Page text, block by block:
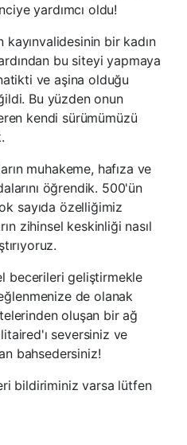
yardımcı oldu!
kayınvalidesinin bir kadın
bu siteyi yapmaya
ve aşina olduğu
Bu yüzden onun
kendi sürümümüzü
muhakeme, hafıza ve
öğrendik. 500'ün
sayıda özelliğimiz
zihinsel keskinliği nasıl
becerileri geliştirmekle
de olanak
oluşan bir ağ
seversiniz ve
bahsedersiniz!
bildiriminiz varsa lütfen